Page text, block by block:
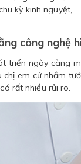
kỳ kinh
công nghệ
triển ngày càng
chị em cứ nhầm
rất nhiều rủi ro.